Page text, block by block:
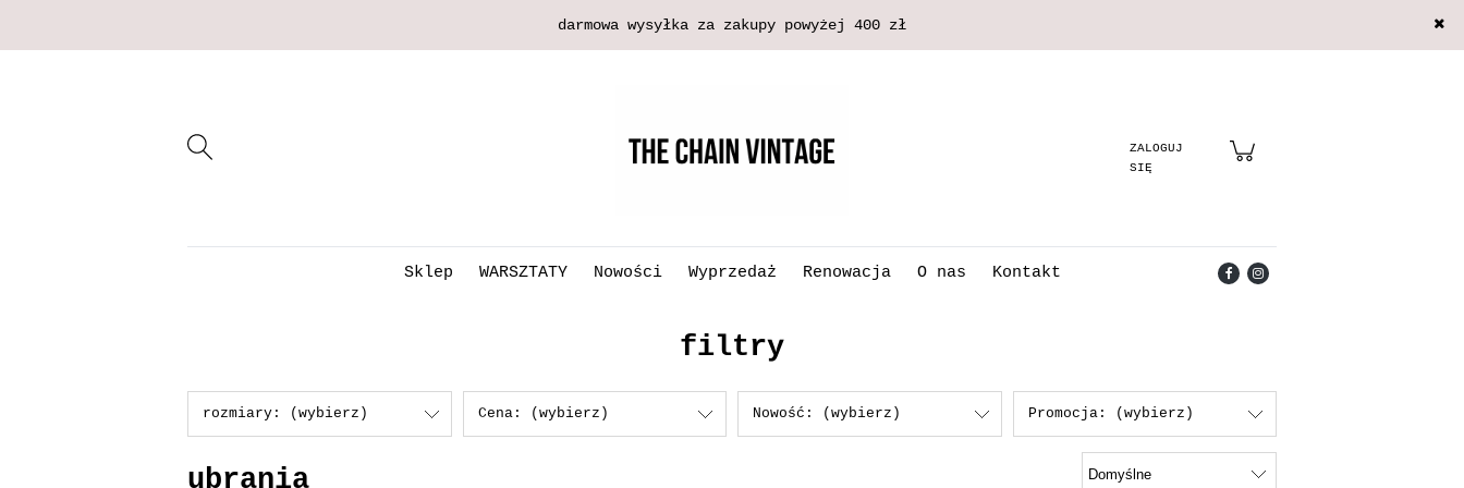
darmowa wysyłka za zakupy powyżej 400 zł
Sklep WARSZTATY Nowości Wyprzedaż Renowacja O nas Kontakt
filtry
rozmiary: (wybierz) Cena: (wybierz) Nowość: (wybierz) Promocja: (wybierz)
ubrania